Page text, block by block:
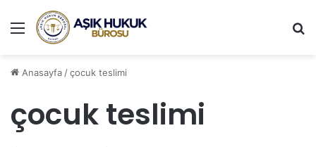
Menü
Anasayfa/çocuk teslimi
çocuk teslimi